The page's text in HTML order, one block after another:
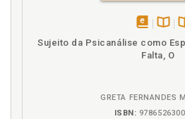
em
eBook
na
B.V.
Sujeito da Psicanálise como
Falta, O
GRETA FERNANDES
ISBN: